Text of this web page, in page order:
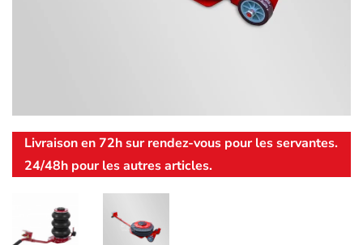
Livraison en 72h sur rendez-vous pour les servantes.
24/48h pour les autres articles.